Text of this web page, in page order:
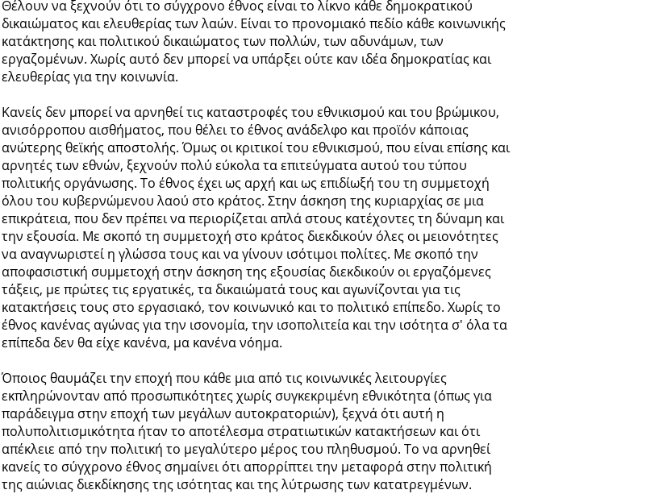
Θέλουν να ξεχνούν ότι το σύγχρονο έθνος είναι το λίκνο κάθε δημοκρατικού
δικαιώματος και ελευθερίας των λαών. Είναι το προνομιακό πεδίο κάθε κοινωνικής
κατάκτησης και πολιτικού δικαιώματος των πολλών, των αδυνάμων, των
εργαζομένων. Χωρίς αυτό δεν μπορεί να υπάρξει ούτε καν ιδέα δημοκρατίας και
ελευθερίας για την κοινωνία.
Κανείς δεν μπορεί να αρνηθεί τις καταστροφές του εθνικισμού και του βρώμικου,
ανισόρροπου αισθήματος, που θέλει το έθνος ανάδελφο και προϊόν κάποιας
ανώτερης θεϊκής αποστολής. Όμως οι κριτικοί του εθνικισμού, που είναι επίσης και
αρνητές των εθνών, ξεχνούν πολύ εύκολα τα επιτεύγματα αυτού του τύπου
πολιτικής οργάνωσης. Το έθνος έχει ως αρχή και ως επιδίωξή του τη συμμετοχή
όλου του κυβερνώμενου λαού στο κράτος. Στην άσκηση της κυριαρχίας σε μια
επικράτεια, που δεν πρέπει να περιορίζεται απλά στους κατέχοντες τη δύναμη και
την εξουσία. Με σκοπό τη συμμετοχή στο κράτος διεκδικούν όλες οι μειονότητες
να αναγνωριστεί η γλώσσα τους και να γίνουν ισότιμοι πολίτες. Με σκοπό την
αποφασιστική συμμετοχή στην άσκηση της εξουσίας διεκδικούν οι εργαζόμενες
τάξεις, με πρώτες τις εργατικές, τα δικαιώματά τους και αγωνίζονται για τις
κατακτήσεις τους στο εργασιακό, τον κοινωνικό και το πολιτικό επίπεδο. Χωρίς το
έθνος κανένας αγώνας για την ισονομία, την ισοπολιτεία και την ισότητα σ' όλα τα
επίπεδα δεν θα είχε κανένα, μα κανένα νόημα.
Όποιος θαυμάζει την εποχή που κάθε μια από τις κοινωνικές λειτουργίες
εκπληρώνονταν από προσωπικότητες χωρίς συγκεκριμένη εθνικότητα (όπως για
παράδειγμα στην εποχή των μεγάλων αυτοκρατοριών), ξεχνά ότι αυτή η
πολυπολιτισμικότητα ήταν το αποτέλεσμα στρατιωτικών κατακτήσεων και ότι
απέκλειε από την πολιτική το μεγαλύτερο μέρος του πληθυσμού. Το να αρνηθεί
κανείς το σύγχρονο έθνος σημαίνει ότι απορρίπτει την μεταφορά στην πολιτική
της αιώνιας διεκδίκησης της ισότητας και της λύτρωσης των κατατρεγμένων.